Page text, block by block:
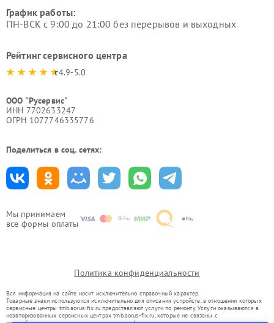
Мы принимаем
все формы оплаты
График работы:
ПН-ВСК с 9:00 до 21:00 без перерывов и выходных
Рейтинг сервисного центра
4.9-5.0
ООО "Русервис"
ИНН 7702633247
ОГРН 1077746335776
Поделиться в соц. сетях:
Политика конфиденциальности
Вся информация на сайте носит исключительно справочный характер.
Товарные знаки используются исключительно для описания устройств, в отношении которых
сервисные центры tmb.aorus-fix.ru предоставляют услуги по ремонту. Услуги оказываются в
неавторизованных сервисных центрах tmb.aorus-fix.ru, которые не связаны с